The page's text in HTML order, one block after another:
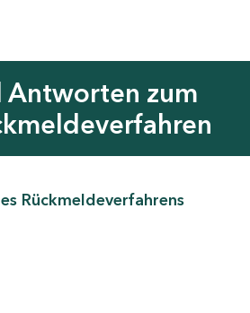
Antworten zum
Rückmeldeverfahrens